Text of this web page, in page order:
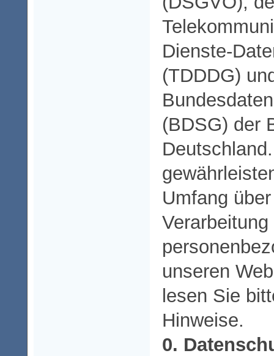
Dienste-
(TDDDG)
(BDSG) der
Umfang
unseren
lesen Sie
Hinweise.
0.